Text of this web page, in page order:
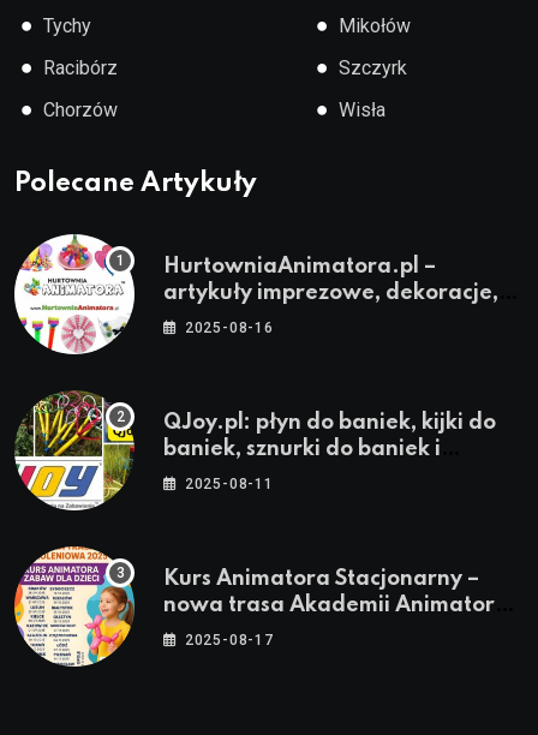
● Tychy
● Racibórz
● Chorzów
● Mikołów
● Szczyrk
● Wisła
Polecane Artykuły
HurtowniaAnimatora.pl –
artykuły imprezowe, dekoracje,
stroje i akcesoria dla animatorów
2025-08-16
QJoy.pl: płyn do baniek, kijki do
baniek, sznurki do baniek i
zestawy do baniek
2025-08-11
Kurs Animatora Stacjonarny –
nowa trasa Akademii Animatora
– jesień 2025
2025-08-17